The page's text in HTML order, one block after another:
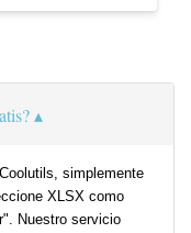
simplemente
XLSX como
Nuestro servicio